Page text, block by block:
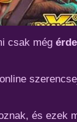
csak még
és ezek